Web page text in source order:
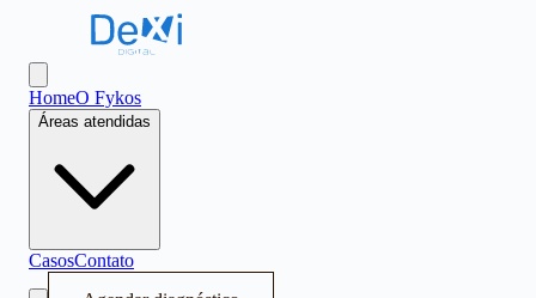
Dexi Digital - Sistema Operacional de Receita
HomeO Fykos
Áreas atendidas
CasosContato